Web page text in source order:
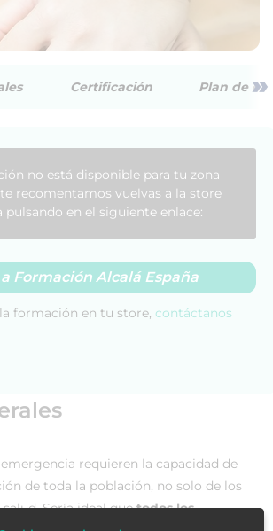
Certificación Plan de »
requieren la capacidad de
de toda la población, no solo de los
Sería ideal quetodos los
no está disponible para tu zona
recomentamos vuelvas a la store
pulsando en el siguiente enlace:
Formación Alcalá España
formación en tu store, contáctanos